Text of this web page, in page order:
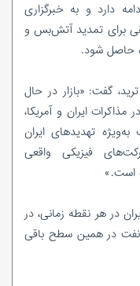
دارد و به خبرگزاری
برای تمدید آتش‌بس و
حاصل شود.
گفت: «بازار در حال
ایران و آمریکا،
تهدیدهای ایران
فیزیکی واقعی
است.»
در هر نقطه زمانی، در
نفت در همین سطح باقی